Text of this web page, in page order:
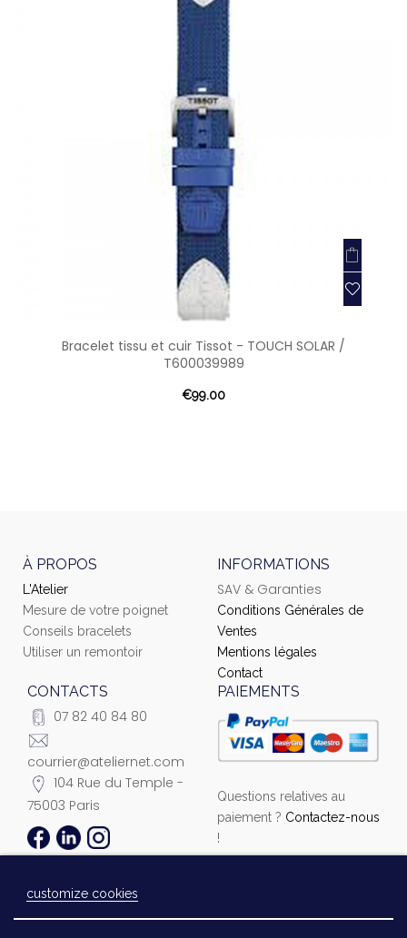
Bracelet tissu et cuir Tissot - TOUCH SOLAR /
T600039989
€99.00
À PROPOS
L'Atelier
Mesure de votre poignet
Conseils bracelets
Utiliser un remontoir
INFORMATIONS
SAV & Garanties
Conditions Générales de
Ventes
Mentions légales
Contact
CONTACTS
07 82 40 84 80
courrier@ateliernet.com
104 Rue du Temple -
75003 Paris
PAIEMENTS
Questions relatives au
paiement ? Contactez-nous
!
customize cookies